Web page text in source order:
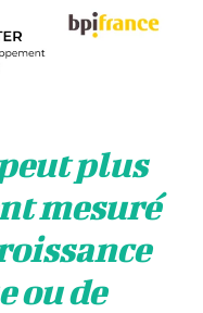
plus
mesuré
ou de